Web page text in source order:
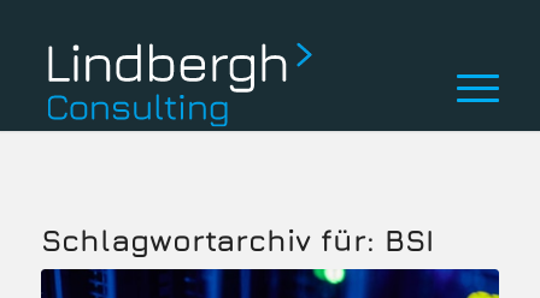
Schlagwortarchiv für: BSI